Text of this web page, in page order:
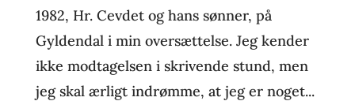
1982, Hr. Cevdet og hans sønner, på
Gyldendal i min oversættelse. Jeg kender
ikke modtagelsen i skrivende stund, men
jeg skal ærligt indrømme, at jeg er noget...